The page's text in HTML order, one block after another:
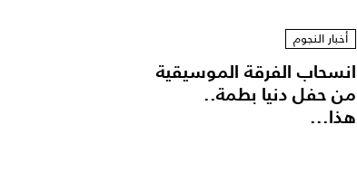
أخبار النجوم
انسحاب الفرقة الموسيقية
من حفل دنيا بطمة..
هذا...